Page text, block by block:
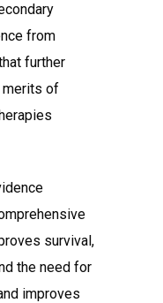
from
further
merits of
survival,
the need for
improves